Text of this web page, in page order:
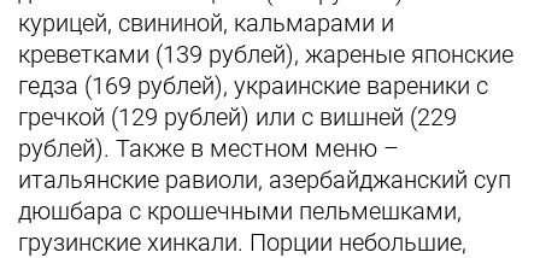
курицей, свининой, кальмарами и
креветками (139 рублей), жареные японские
гедза (169 рублей), украинские вареники с
гречкой (129 рублей) или с вишней (229
рублей). Также в местном меню –
итальянские равиоли, азербайджанский суп
дюшбара с крошечными пельмешками,
грузинские хинкали. Порции небольшие,